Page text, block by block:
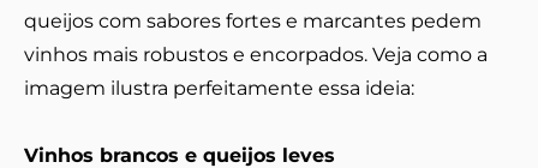
queijos com sabores fortes e marcantes pedem
vinhos mais robustos e encorpados. Veja como a
imagem ilustra perfeitamente essa ideia:
Vinhos brancos e queijos leves